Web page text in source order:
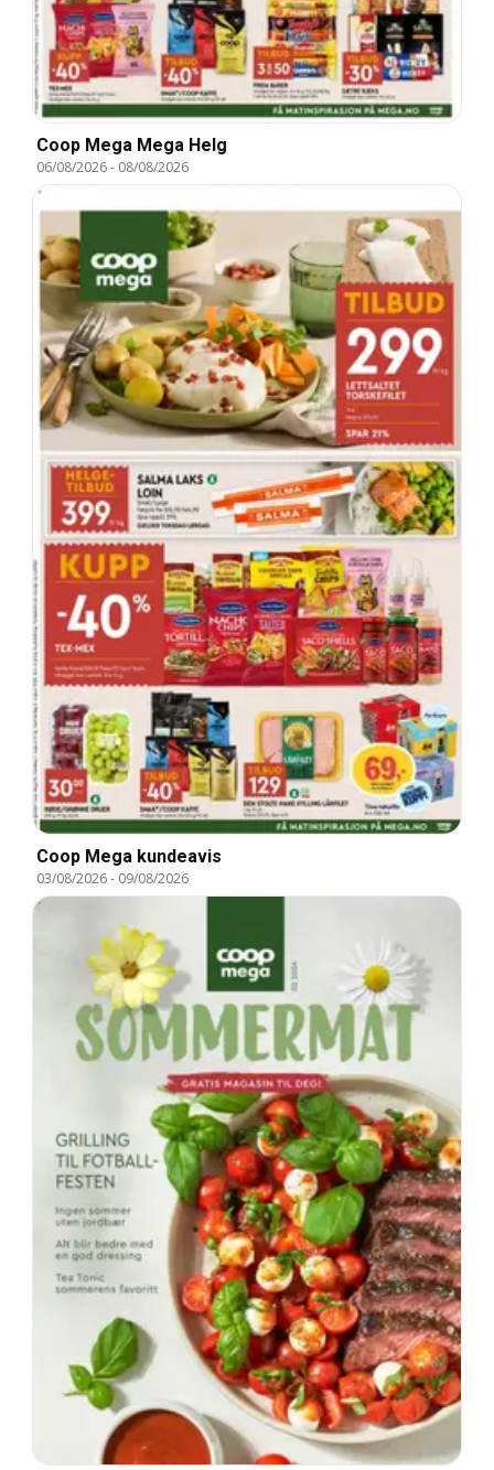
Coop Mega Mega Helg
06/08/2026- 08/08/2026
Coop Mega kundeavis
03/08/2026- 09/08/2026